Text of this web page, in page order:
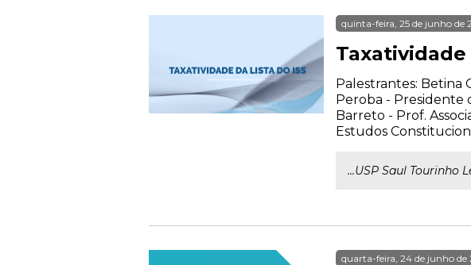
quinta-feira, 25 de junho de
Taxatividade
Palestrantes: Betina
Peroba - Presidente
Barreto - Prof.
Estudos
...USP Saul Tourinho
quarta-feira, 24 de junho de